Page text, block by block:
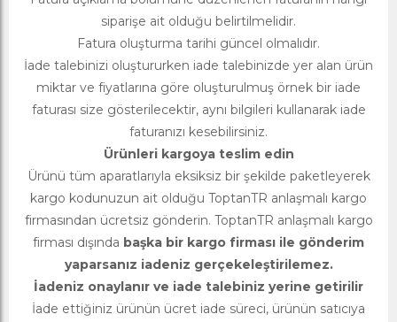
siparişe ait olduğu belirtilmelidir.
Fatura oluşturma tarihi güncel olmalıdır.
İade talebinizi oluştururken iade talebinizde yer alan ürün
miktar ve fiyatlarına göre oluşturulmuş örnek bir iade
faturası size gösterilecektir, aynı bilgileri kullanarak iade
faturanızı kesebilirsiniz.
Ürünleri kargoya teslim edin
Ürünü tüm aparatlarıyla eksiksiz bir şekilde paketleyerek
kargo kodunuzun ait olduğu ToptanTR anlaşmalı kargo
firmasından ücretsiz gönderin. ToptanTR anlaşmalı kargo
firması dışında başka bir kargo firması ile gönderim
yaparsanız iadeniz gerçekeleştirilemez.
İadeniz onaylanır ve iade talebiniz yerine getirilir
İade ettiğiniz ürünün ücret iade süreci, ürünün satıcıya